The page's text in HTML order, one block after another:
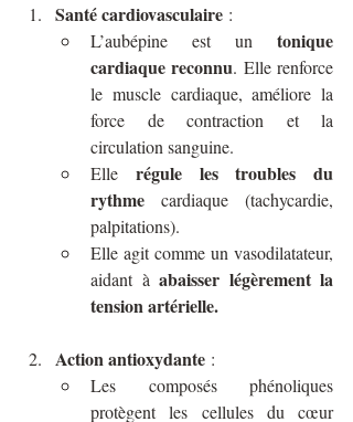
Santé cardiovasculaire :
L’aubépine est un tonique
cardiaque reconnu. Elle renforce
le muscle cardiaque, améliore la
force de contraction et la
circulation sanguine.
Elle régule les troubles du
rythme cardiaque (tachycardie,
palpitations).
Elle agit comme un vasodilatateur,
aidant à abaisser légèrement la
tension artérielle.
Action antioxydante :
Les composés phénoliques
protègent les cellules du cœur